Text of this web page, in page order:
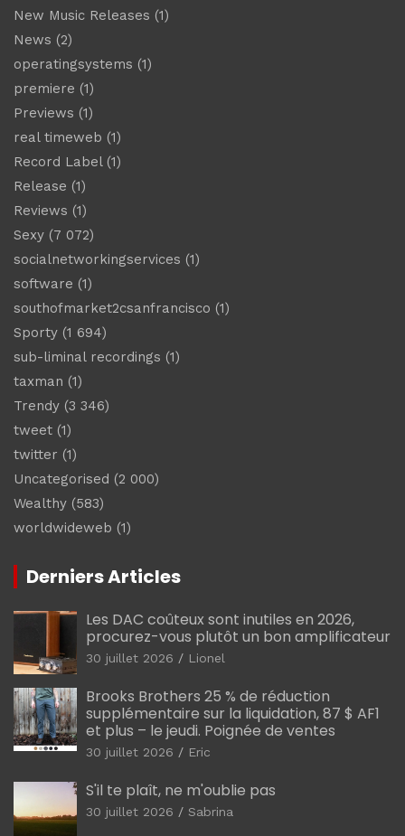
New Music Releases (1)
News (2)
operatingsystems (1)
premiere (1)
Previews (1)
real timeweb (1)
Record Label(1)
Release (1)
Reviews (1)
Sexy (7 072)
socialnetworkingservices (1)
software (1)
southofmarket2csanfrancisco (1)
Sporty (1 694)
sub-liminal recordings (1)
taxman (1)
Trendy (3 346)
tweet (1)
twitter (1)
Uncategorised (2 000)
Wealthy (583)
worldwideweb (1)
Derniers Articles
Les DAC coûteux sont inutiles en 2026,
procurez-vous plutôt un bon amplificateur
30 juillet 2026 Lionel
Brooks Brothers 25 % de réduction
supplémentaire sur la liquidation, 87 $ AF1
et plus – le jeudi. Poignée de ventes
30 juillet 2026 Eric
S'il te plaît, ne m'oublie pas
30 juillet 2026 Sabrina